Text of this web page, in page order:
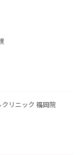
リニック 福岡院